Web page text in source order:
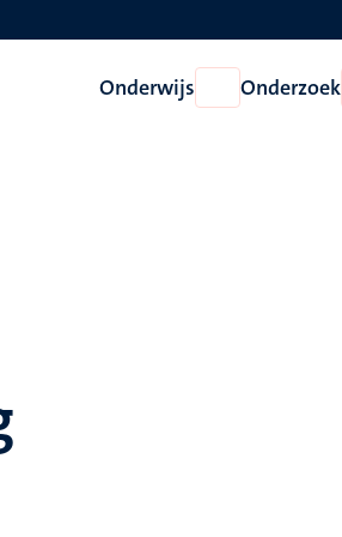
Onderwijs
Open
Onderwijs
Onderzoek